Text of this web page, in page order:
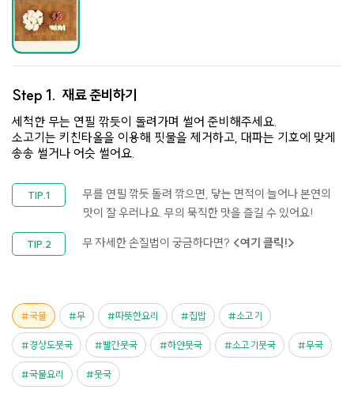
Step 1. 재료 준비하기
세척한 무는 연필 깎듯이 돌려가며 썰어 준비해주세요.
소고기는 키친타올을 이용해 핏물을 제거하고, 대파는 기호에 맞게
송송 썰거나 어슷 썰어요.
무를 연필 깎듯 돌려 깎으면, 닿는 면적이 늘어나 본연의
맛이 잘 우러나요. 무의 묵직한 맛을 즐길 수 있어요!
무 자세한 손질법이 궁금하다면? <여기 클릭!>
국물 무 따뜻한요리 집밥 소고기
경상도뭇국 빨간뭇국 하얀뭇국 소고기뭇국 무국
국물요리 뭇국